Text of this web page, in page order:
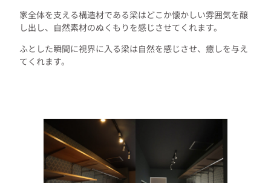
家全体を支える構造材である梁はどこか懐かしい雰囲気を醸
し出し、自然素材のぬくもりを感じさせてくれます。
ふとした瞬間に視界に入る梁は自然を感じさせ、癒しを与え
てくれます。